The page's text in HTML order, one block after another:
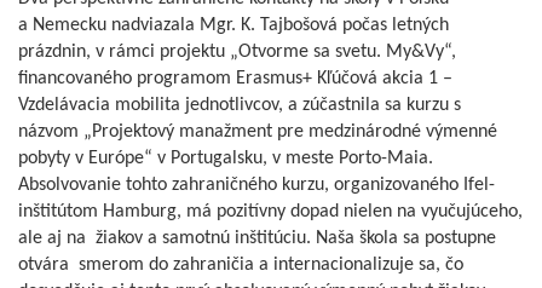
a Nemecku nadviazala Mgr. K. Tajbošová počas letných
prázdnin, v rámci projektu „Otvorme sa svetu. My&Vy“,
financovaného programom Erasmus+ Kľúčová akcia 1 –
Vzdelávacia mobilita jednotlivcov, a zúčastnila sa kurzu s
názvom „Projektový manažment pre medzinárodné výmenné
pobyty v Európe“ v Portugalsku, v meste Porto-Maia.
Absolvovanie tohto zahraničného kurzu, organizovaného Ifel-
inštitútom Hamburg, má pozitívny dopad nielen na vyučujúceho,
ale aj na žiakov a samotnú inštitúciu. Naša škola sa postupne
otvára smerom do zahraničia a internacionalizuje sa, čo